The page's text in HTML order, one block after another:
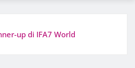
up di IFA7 World